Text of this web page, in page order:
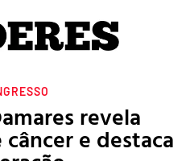
revela
e destaca